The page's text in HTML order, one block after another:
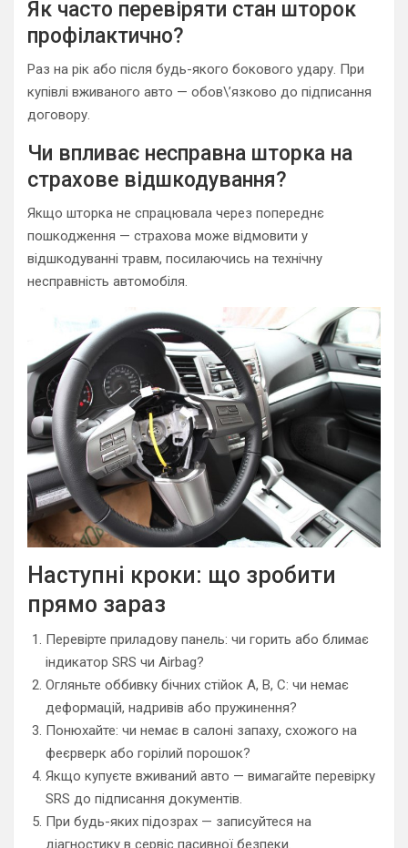
Як часто перевіряти стан шторок
профілактично?
Раз на рік або після будь-якого бокового удару. При
купівлі вживаного авто — обов\’язково до підписання
договору.
Чи впливає несправна шторка на
страхове відшкодування?
Якщо шторка не спрацювала через попереднє
пошкодження — страхова може відмовити у
відшкодуванні травм, посилаючись на технічну
несправність автомобіля.
Наступні кроки: що зробити
прямо зараз
Перевірте приладову панель: чи горить або блимає
індикатор SRS чи Airbag?
Огляньте оббивку бічних стійок A, B, C: чи немає
деформацій, надривів або пружинення?
Понюхайте: чи немає в салоні запаху, схожого на
феєрверк або горілий порошок?
Якщо купуєте вживаний авто — вимагайте перевірку
SRS до підписання документів.
При будь-яких підозрах — записуйтеся на
діагностику в сервіс пасивної безпеки.